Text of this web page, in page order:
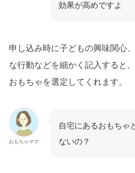
効果が高めですよ
申し込み時に子どもの興味関心
な行動などを細かく記入すると
おもちゃを選定してくれます。
おもちゃママ
自宅にあるおもちゃ
ないの？